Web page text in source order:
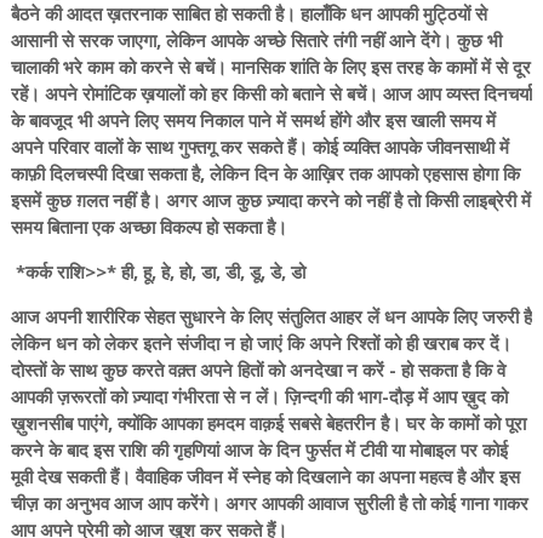
बैठने की आदत ख़तरनाक साबित हो सकती है। हालाँकि धन आपकी मुट्ठियों से
आसानी से सरक जाएगा, लेकिन आपके अच्छे सितारे तंगी नहीं आने देंगे। कुछ भी
चालाकी भरे काम को करने से बचें। मानसिक शांति के लिए इस तरह के कामों में से दूर
रहें। अपने रोमांटिक ख़यालों को हर किसी को बताने से बचें। आज आप व्यस्त दिनचर्या
के बावजूद भी अपने लिए समय निकाल पाने में समर्थ होंगे और इस खाली समय में
अपने परिवार वालों के साथ गुफ्तगू कर सकते हैं। कोई व्यक्ति आपके जीवनसाथी में
काफ़ी दिलचस्पी दिखा सकता है, लेकिन दिन के आख़िर तक आपको एहसास होगा कि
इसमें कुछ ग़लत नहीं है। अगर आज कुछ ज़्यादा करने को नहीं है तो किसी लाइब्रेरी में
समय बिताना एक अच्छा विकल्प हो सकता है।
*कर्क राशि>>* ही, हू, हे, हो, डा, डी, डू, डे, डो
आज अपनी शारीरिक सेहत सुधारने के लिए संतुलित आहर लें धन आपके लिए जरुरी है
लेकिन धन को लेकर इतने संजीदा न हो जाएं कि अपने रिश्तों को ही खराब कर दें।
दोस्तों के साथ कुछ करते वक़्त अपने हितों को अनदेखा न करें - हो सकता है कि वे
आपकी ज़रूरतों को ज़्यादा गंभीरता से न लें। ज़िन्दगी की भाग-दौड़ में आप ख़ुद को
ख़ुशनसीब पाएंगे, क्योंकि आपका हमदम वाक़ई सबसे बेहतरीन है। घर के कामों को पूरा
करने के बाद इस राशि की गृहणियां आज के दिन फुर्सत में टीवी या मोबाइल पर कोई
मूवी देख सकती हैं। वैवाहिक जीवन में स्नेह को दिखलाने का अपना महत्व है और इस
चीज़ का अनुभव आज आप करेंगे। अगर आपकी आवाज सुरीली है तो कोई गाना गाकर
आप अपने प्रेमी को आज खुश कर सकते हैं।